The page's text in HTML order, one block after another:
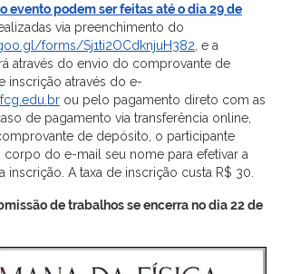
evento podem ser feitas até o dia 29 de
via preenchimento do
forms/Sj1ti2OCdknjuH382 , e a
através do envio do comprovante de
inscrição através do e-
ou pelo pagamento direto com as
de pagamento via transferência online,
de depósito, o participante
corpo do e-mail seu nome para efetivar a
inscrição. A taxa de inscrição custa R$ 30.
de trabalhos se encerra no dia 22 de